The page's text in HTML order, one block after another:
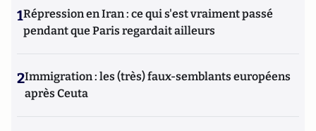
1Répression en Iran : ce qui s'est vraiment passé
pendant que Paris regardait ailleurs
2Immigration : les (très) faux-semblants européens
après Ceuta